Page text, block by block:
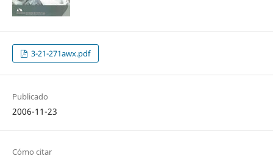
3-21-271awx.pdf
Publicado
2006-11-23
Cómo citar